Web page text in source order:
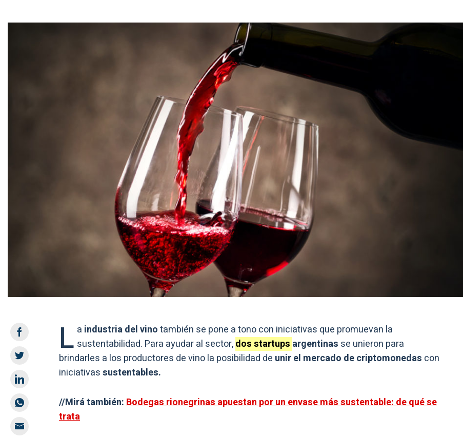
L a industria del vinotambién se pone a tono con iniciativas que promuevan la
sustentabilidad. Para ayudar al sector,dos startups argentinas se unieron para
brindarles a los productores de vino la posibilidad de unir el mercado de criptomonedas con
iniciativassustentables.
//Mirá también:Bodegas rionegrinas apuestan por un envase más sustentable: de qué se
trata